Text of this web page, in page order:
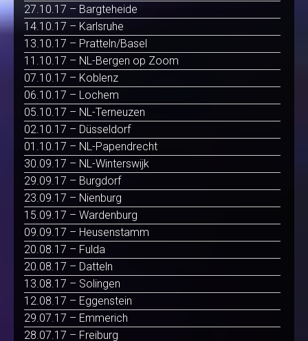
27.10.17 – Bargteheide
14.10.17 – Karlsruhe
13.10.17 – Pratteln/Basel
11.10.17 – NL-Bergen op Zoom
07.10.17 – Koblenz
06.10.17 – Lochem
05.10.17 – NL-Terneuzen
02.10.17 – Düsseldorf
01.10.17 – NL-Papendrecht
30.09.17 – NL-Winterswijk
29.09.17 – Burgdorf
23.09.17 – Nienburg
15.09.17 – Wardenburg
09.09.17 – Heusenstamm
20.08.17 – Fulda
20.08.17 – Datteln
13.08.17 – Solingen
12.08.17 – Eggenstein
29.07.17 – Emmerich
28.07.17 – Freiburg